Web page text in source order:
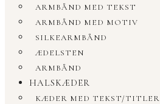
ARMBÅND MED TEKST
ARMBÅND MED MOTIV
SILKEARMBÅND
ÆDELSTEN
ARMBÅND
HALSKÆDER
KÆDER MED TEKST/TITLER